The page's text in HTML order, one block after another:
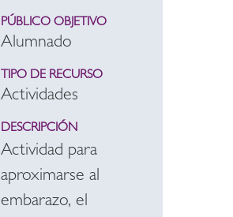
PÚBLICO OBJETIVO
Alumnado
TIPO DE RECURSO
Actividades
DESCRIPCIÓN
Actividad para
aproximarse al
embarazo, el